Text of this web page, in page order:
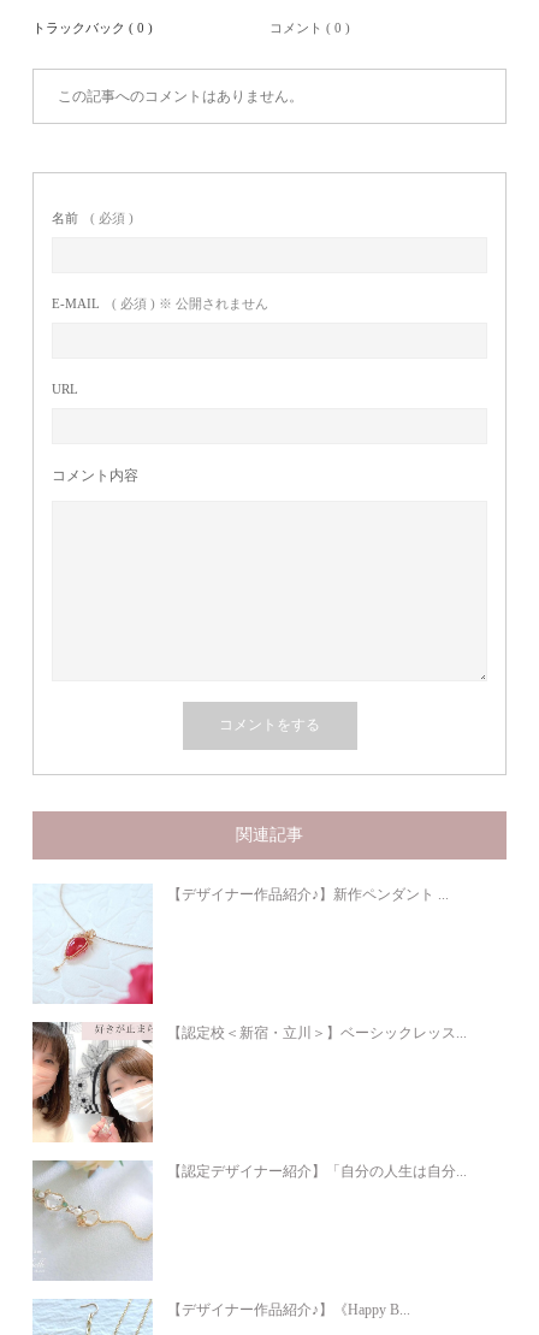
トラックバック ( 0 ) コメント ( 0 )
この記事へのコメントはありません。
名前 ( 必須 )
E-MAIL ( 必須 ) ※ 公開されません
URL
コメント内容
関連記事
【デザイナー作品紹介♪】新作ペンダント ...
【認定校＜新宿・立川＞】ベーシックレッス...
【認定デザイナー紹介】「自分の人生は自分...
【デザイナー作品紹介♪】《Happy B...